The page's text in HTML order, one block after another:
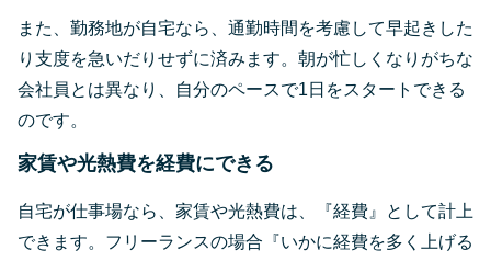
また、勤務地が自宅なら、通勤時間を考慮して早起きした
り支度を急いだりせずに済みます。朝が忙しくなりがちな
会社員とは異なり、自分のペースで1日をスタートできる
のです。
家賃や光熱費を経費にできる
自宅が仕事場なら、家賃や光熱費は、『経費』として計上
できます。フリーランスの場合『いかに経費を多く上げる